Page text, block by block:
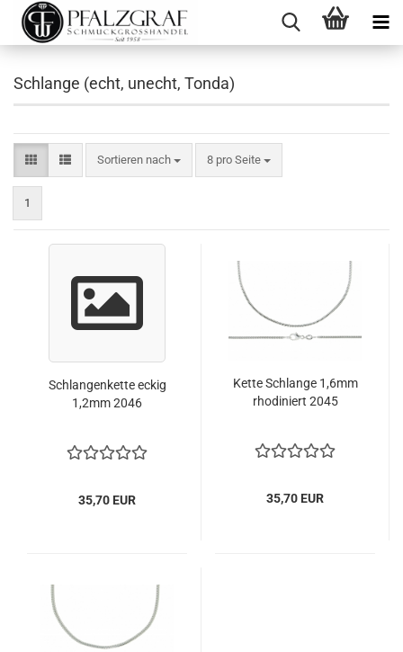
Schlange (echt, unecht, Tonda)
Sortieren nach
Sortieren nach 8 pro Seite
pro Seite
1
Schlangenkette eckig
1,2mm 2046
35,70 EUR
Kette Schlange 1,6mm
rhodiniert 2045
35,70 EUR